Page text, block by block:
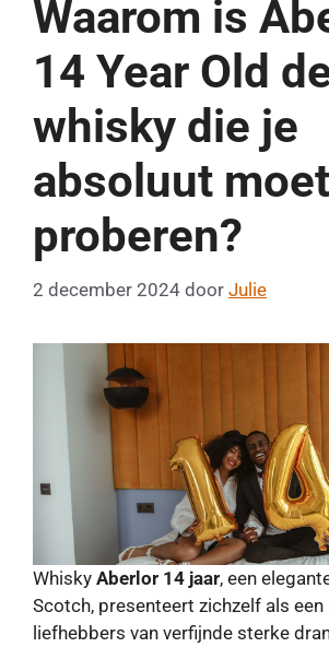
Waarom is
14 Year Old
whisky die je
absoluut moet
proberen?
2 december 2024 door Julie
Whisky Aberlor 14 jaar, een
Scotch, presenteert zichzelf als
liefhebbers van verfijnde sterke